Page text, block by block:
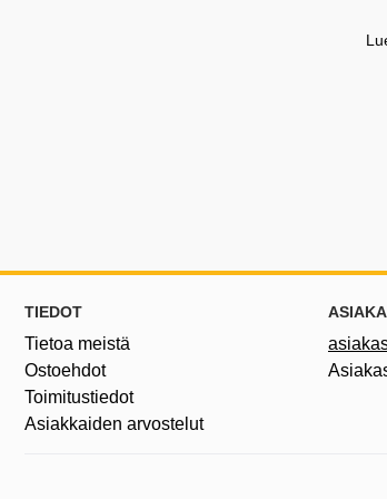
Alatunnisteen sisältö Sekalaista
TIEDOT
Tietoa meistä
Ostoehdot
Toimitustiedot
Asiakkaiden arvostelut